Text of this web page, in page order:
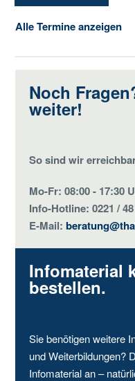
Alle Termine anzeigen
Noch
weiter!
So sind wir
Mo-Fr: 08:00 - 17:30
Info-Hotline: 0221 /
E-Mail:
Infomaterial
bestellen.
Sie benötigen weitere
und Weiterbildungen?
Infomaterial an –